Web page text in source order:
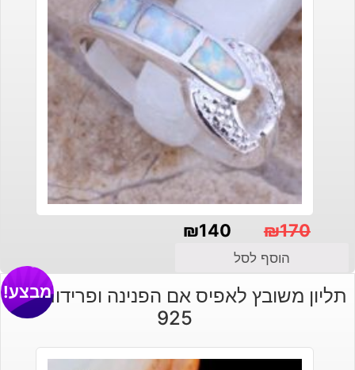
₪170
המקורי
היה:
₪140
הנוכחי
הוא:
הוסף לסל
תליון משובץ לאפיס אם הפנינה ופרידות כסף
925
מבצע!